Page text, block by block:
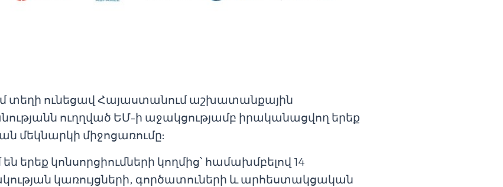
տեղի ունեցավ Հայաստանում աշխատանքային
ուղղված ԵՄ-ի աջակցությամբ իրականացվող երեք
մեկնարկի միջոցառումը:
երեք կոնսորցիումների կողմից՝ համախմբելով 14
կառույցների, գործատուների և արհեստակցական